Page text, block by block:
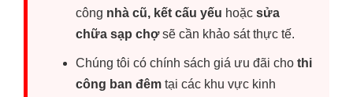
công nhà cũ, kết cấu yếu hoặc sửa
chữa sạp chợsẽ cần khảo sát thực tế.
Chúng tôi có chính sách giá ưu đãi cho thi
công ban đêmtại các khu vực kinh